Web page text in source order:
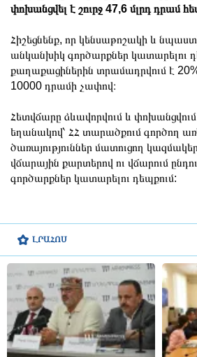
ԼՐԱՀՈՍ
փոխանցվել է շուրջ 47,6 մլրդ դրամ
Հիշեցնենք, որ կենսաթոշակի և
անկանխիկ գործարքներ կատարելու
քաղաքացիներին տրամադրվում է
10000 դրամի չափով։
Հետվճարը ձևավորվում և
եղանակով՝ ՀՀ տարածքում գործող
ծառայություններ մատուցող
վճարային քարտերով ու վճարում
գործարքներ կատարելու դեպքում: